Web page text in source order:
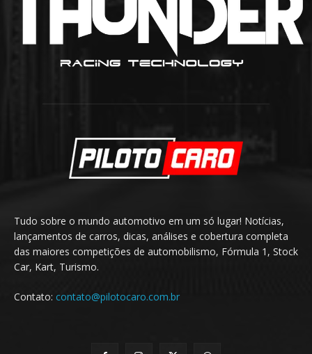
Tudo sobre o mundo automotivo em um só lugar! Notícias,
lançamentos de carros, dicas, análises e cobertura completa
das maiores competições de automobilismo, Fórmula 1, Stock
Car, Kart, Turismo.
Contato: contato@pilotocaro.com.br